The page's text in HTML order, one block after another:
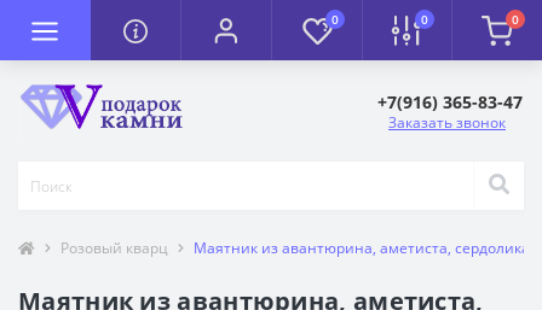
0 0 0
+7(916) 365-83-47
Заказать звонок
Розовый кварц Маятник из авантюрина, аметиста, сердолика,
Маятник из авантюрина, аметиста,